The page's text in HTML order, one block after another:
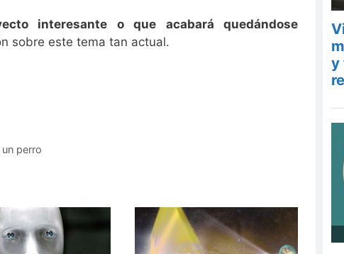
interesante o que acabará quedándose
sobre este tema tan actual.
perro